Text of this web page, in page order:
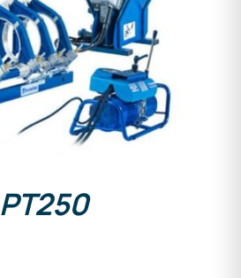
DETAILS
PT250